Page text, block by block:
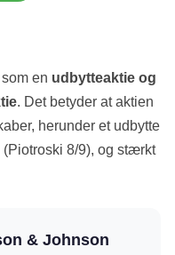
en udbytteaktie og
. Det betyder at aktien
herunder et udbytte
8/9), og stærkt
& Johnson